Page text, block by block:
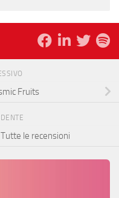
Fruits
le recensioni